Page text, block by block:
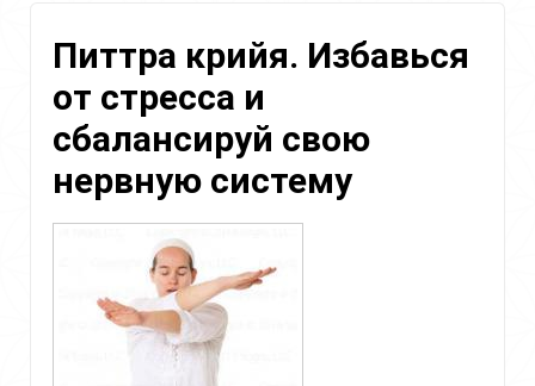
мантрой
"Хар"
(Банкомат)
Питтра крийя. Избавься
от стресса и
сбалансируй свою
нервную систему